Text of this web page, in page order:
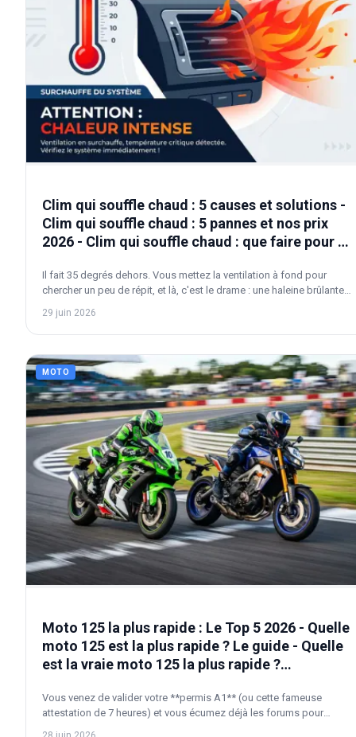
Clim qui souffle chaud : 5 causes et solutions -
Clim qui souffle chaud : 5 pannes et nos prix
2026 - Clim qui souffle chaud : que faire pour la
Il fait 35 degrés dehors. Vous mettez la ventilation à fond pour
chercher un peu de répit, et là, c'est le drame : une haleine brûlante
pour son portefeuille. Mais honnêtement, la panne vient souvent
d'un détail tout bête. Ne signez pas un devis à l'aveugle. Je vous
29 juin 2026
MOTO
Moto 125 la plus rapide : Le Top 5 2026 - Quelle
moto 125 est la plus rapide ? Le guide - Quelle
est la vraie moto 125 la plus rapide ?
Vous venez de valider votre **permis A1** (ou cette fameuse
attestation de 7 heures) et vous écumez déjà les forums pour